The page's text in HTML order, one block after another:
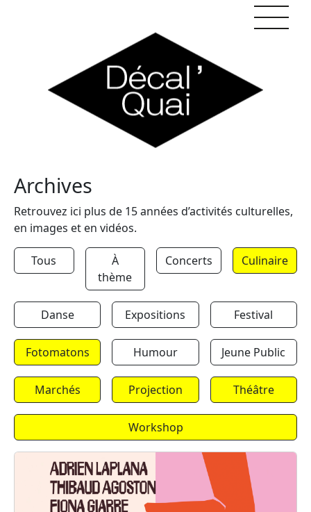
Archives
Retrouvez ici plus de 15 années d’activités culturelles,
en images et en vidéos.
Tous
À
thème
Concerts Culinaire
Danse Expositions Festival
Fotomatons Humour Jeune Public
Marchés Projection Théâtre
Workshop